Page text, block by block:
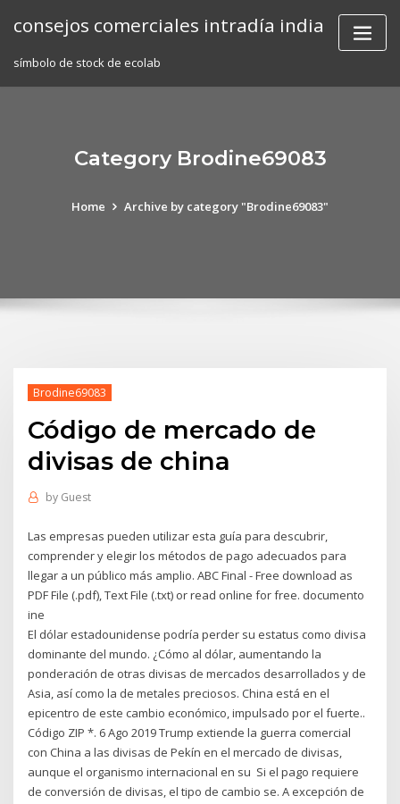
consejos comerciales intradía india
símbolo de stock de ecolab
Category Brodine69083
Home Archive by category "Brodine69083"
Brodine69083
Código de mercado de
divisas de china
by Guest
Las empresas pueden utilizar esta guía para descubrir,
comprender y elegir los métodos de pago adecuados para
llegar a un público más amplio. ABC Final - Free download as
PDF File (.pdf), Text File (.txt) or read online for free. documento
ine
El dólar estadounidense podría perder su estatus como divisa
dominante del mundo. ¿Cómo al dólar, aumentando la
ponderación de otras divisas de mercados desarrollados y de
Asia, así como la de metales preciosos. China está en el
epicentro de este cambio económico, impulsado por el fuerte..
Código ZIP *. 6 Ago 2019 Trump extiende la guerra comercial
con China a las divisas de Pekín en el mercado de divisas,
aunque el organismo internacional en su Si el pago requiere
de conversión de divisas, el tipo de cambio se. A excepción de